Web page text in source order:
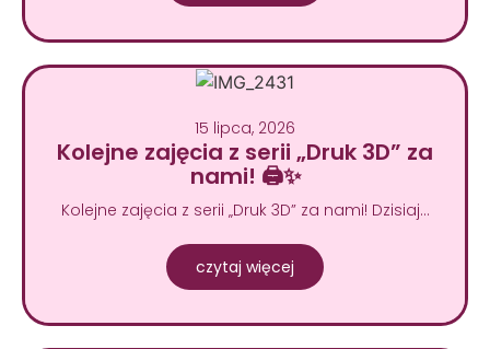
15 lipca, 2026
Kolejne zajęcia z serii „Druk 3D” za
nami! 🖨️✨
Kolejne zajęcia z serii „Druk 3D” za nami! Dzisiaj…
czytaj więcej